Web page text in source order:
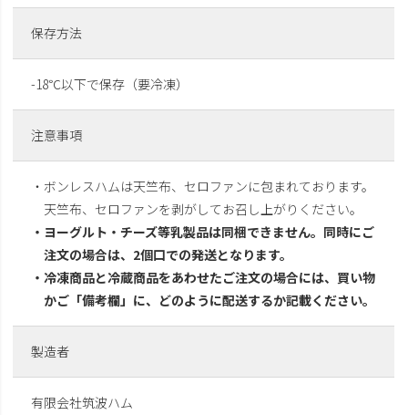
保存方法
-18℃以下で保存（要冷凍）
注意事項
・ボンレスハムは天竺布、セロファンに包まれております。
天竺布、セロファンを剥がしてお召し上がりください。
・ヨーグルト・チーズ等乳製品は同梱できません。同時にご
注文の場合は、2個口での発送となります。
・冷凍商品と冷蔵商品をあわせたご注文の場合には、買い物
かご「備考欄」に、どのように配送するか記載ください。
製造者
有限会社筑波ハム